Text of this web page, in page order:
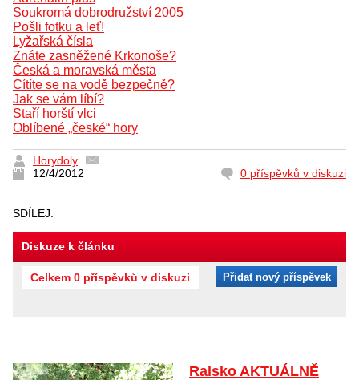
Soukromá dobrodružství 2005
Pošli fotku a leť!
Lyžařská čísla
Znáte zasněžené Krkonoše?
Česká a moravská města
Cítíte se na vodě bezpečně?
Jak se vám líbí?
Staří horští vlci
Oblíbené „české“ hory
Horydoly
12/4/2012
0 příspěvků v diskuzi
SDÍLEJ:
Diskuze k článku
Celkem 0 příspěvků v diskuzi Přidat nový příspěvek
Ralsko AKTUÁLNĚ